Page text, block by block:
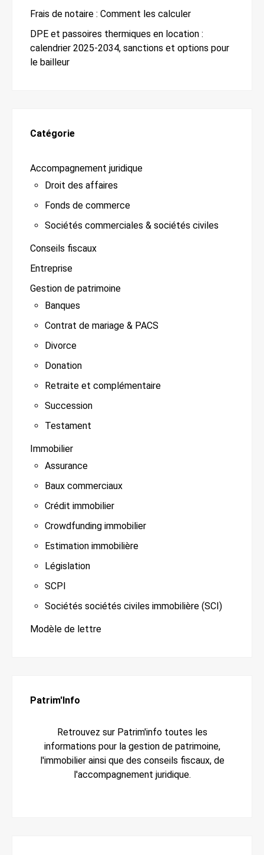
Frais de notaire : Comment les calculer
DPE et passoires thermiques en location :
calendrier 2025-2034, sanctions et options pour
le bailleur
Catégorie
Accompagnement juridique
Droit des affaires
Fonds de commerce
Sociétés commerciales & sociétés civiles
Conseils fiscaux
Entreprise
Gestion de patrimoine
Banques
Contrat de mariage & PACS
Divorce
Donation
Retraite et complémentaire
Succession
Testament
Immobilier
Assurance
Baux commerciaux
Crédit immobilier
Crowdfunding immobilier
Estimation immobilière
Législation
SCPI
Sociétés sociétés civiles immobilière (SCI)
Modèle de lettre
Patrim'Info
Retrouvez sur Patrim'info toutes les
informations pour la gestion de patrimoine,
l'immobilier ainsi que des conseils fiscaux, de
l'accompagnement juridique.